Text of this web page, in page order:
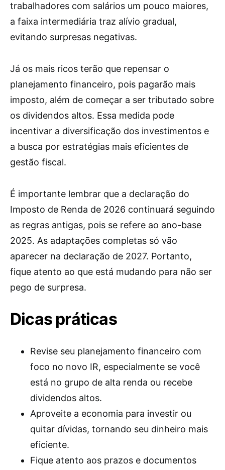
trabalhadores com salários um pouco maiores,
a faixa intermediária traz alívio gradual,
evitando surpresas negativas.
Já os mais ricos terão que repensar o
planejamento financeiro, pois pagarão mais
imposto, além de começar a ser tributado sobre
os dividendos altos. Essa medida pode
incentivar a diversificação dos investimentos e
a busca por estratégias mais eficientes de
gestão fiscal.
É importante lembrar que a declaração do
Imposto de Renda de 2026 continuará seguindo
as regras antigas, pois se refere ao ano-base
2025. As adaptações completas só vão
aparecer na declaração de 2027. Portanto,
fique atento ao que está mudando para não ser
pego de surpresa.
Dicas práticas
Revise seu planejamento financeiro com
foco no novo IR, especialmente se você
está no grupo de alta renda ou recebe
dividendos altos.
Aproveite a economia para investir ou
quitar dívidas, tornando seu dinheiro mais
eficiente.
Fique atento aos prazos e documentos